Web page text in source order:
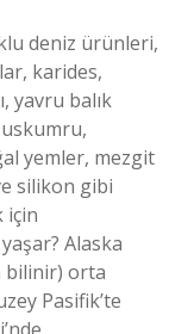
deniz ürünleri,
karides,
yavru balık
yemler, mezgit
silikon gibi
için
Alaska
bilinir) orta
Pasifik’te